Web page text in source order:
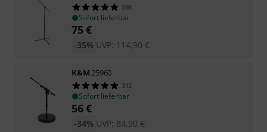
398
Sofort lieferbar
75€
UVP: 114,90 €
-35%
K&M 25960
312
Sofort lieferbar
56€
UVP: 84,90 €
-34%